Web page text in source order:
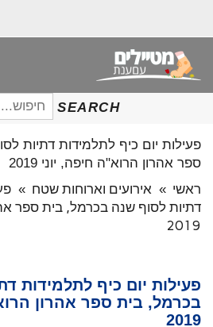
SEARCH
חיפוש
עבור:
פעילות יום כיף לתלמידות דתיות
ספר אהרון הרוא"ה חיפה, יוני 2019
ראשי » אירועים וארוחות שטח »
דתיות לסוף שנה בכרמל, בית ספר
2019
פעילות יום כיף לתלמידות
בכרמל, בית ספר אהרון
2019